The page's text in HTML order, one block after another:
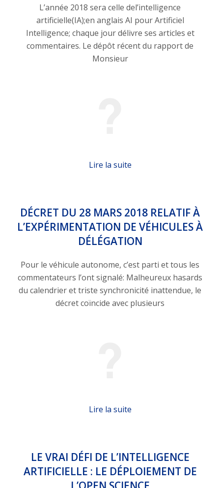
L’année 2018 sera celle del’intelligence
artificielle(IA);en anglais AI pour Artificiel
Intelligence; chaque jour délivre ses articles et
commentaires. Le dépôt récent du rapport de
Monsieur
Lire la suite
DÉCRET DU 28 MARS 2018 RELATIF À
L’EXPÉRIMENTATION DE VÉHICULES À
DÉLÉGATION
Pour le véhicule autonome, c’est parti et tous les
commentateurs l’ont signalé: Malheureux hasards
du calendrier et triste synchronicité inattendue, le
décret coïncide avec plusieurs
Lire la suite
LE VRAI DÉFI DE L’INTELLIGENCE
ARTIFICIELLE : LE DÉPLOIEMENT DE